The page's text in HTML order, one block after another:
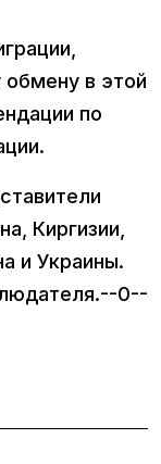
в этой
по
Киргизии,
и Украины.
0--